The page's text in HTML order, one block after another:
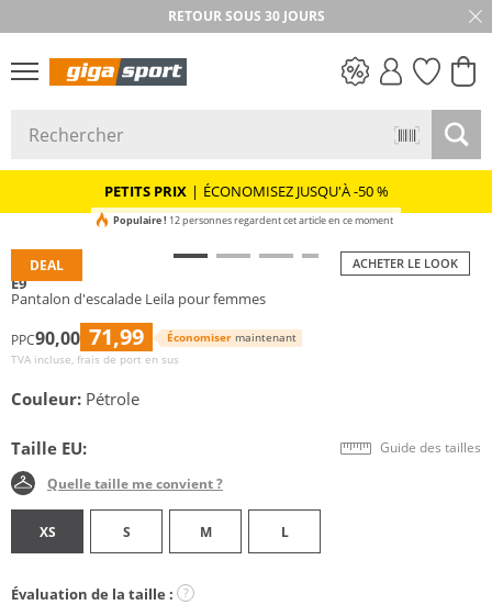
RETOUR SOUS 30 JOURS
PETITS PRIX | ÉCONOMISEZ JUSQU'À -50 %
ACHETER LE LOOK
DEAL
Populaire ! 12 personnes regardent cet article en ce moment
E9
Pantalon d'escalade Leila pour femmes
PPC90,00 71,99 Économiser maintenant
TVA incluse, frais de port en sus
Couleur: Pétrole
Taille EU: Guide des tailles
Quelle taille me convient ?
XS S M L
Évaluation de la taille : ?